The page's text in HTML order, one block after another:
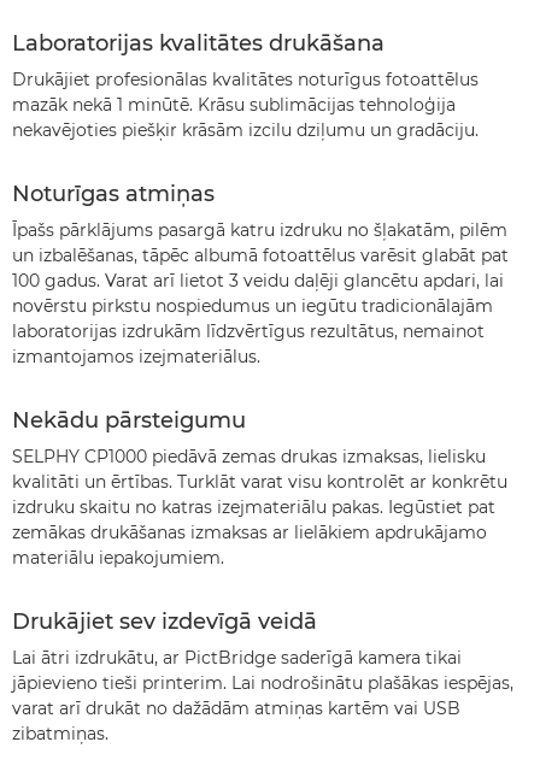
Laboratorijas kvalitātes drukāšana
Drukājiet profesionālas kvalitātes noturīgus fotoattēlus
mazāk nekā 1 minūtē. Krāsu sublimācijas tehnoloģija
nekavējoties piešķir krāsām izcilu dziļumu un gradāciju.
Noturīgas atmiņas
Īpašs pārklājums pasargā katru izdruku no šļakatām, pilēm
un izbalēšanas, tāpēc albumā fotoattēlus varēsit glabāt pat
100 gadus. Varat arī lietot 3 veidu daļēji glancētu apdari, lai
novērstu pirkstu nospiedumus un iegūtu tradicionālajām
laboratorijas izdrukām līdzvērtīgus rezultātus, nemainot
izmantojamos izejmateriālus.
Nekādu pārsteigumu
SELPHY CP1000 piedāvā zemas drukas izmaksas, lielisku
kvalitāti un ērtības. Turklāt varat visu kontrolēt ar konkrētu
izdruku skaitu no katras izejmateriālu pakas. Iegūstiet pat
zemākas drukāšanas izmaksas ar lielākiem apdrukājamo
materiālu iepakojumiem.
Drukājiet sev izdevīgā veidā
Lai ātri izdrukātu, ar PictBridge saderīgā kamera tikai
jāpievieno tieši printerim. Lai nodrošinātu plašākas iespējas,
varat arī drukāt no dažādām atmiņas kartēm vai USB
zibatmiņas.